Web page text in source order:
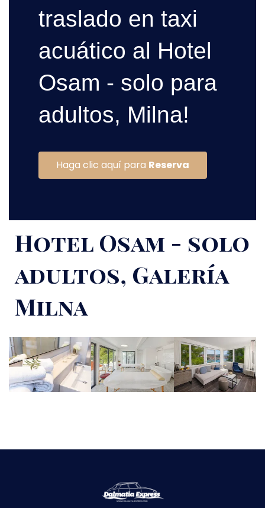
traslado en taxi
acuático al Hotel
Osam - solo para
adultos, Milna!
Haga clic aquí para Reserva
Hotel Osam - solo
adultos, Galería
Milna